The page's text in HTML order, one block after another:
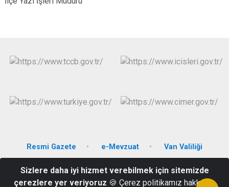
Resmi Gazete e-Mevzuat Van Valiliği
Bahçesaray Hükümet Konağı- Bahçesaray/VAN
Sizlere daha iyi hizmet verebilmek için sitemizde
çerezlere yer veriyoruz 🍪 Çerez politikamız hakkında